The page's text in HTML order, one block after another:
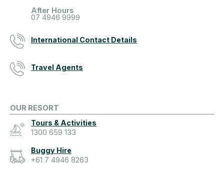
After Hours
07 4946 9999
International Contact Details
Travel Agents
OUR RESORT
Tours & Activities
1300 659 133
Buggy Hire
+61 7 4946 8263